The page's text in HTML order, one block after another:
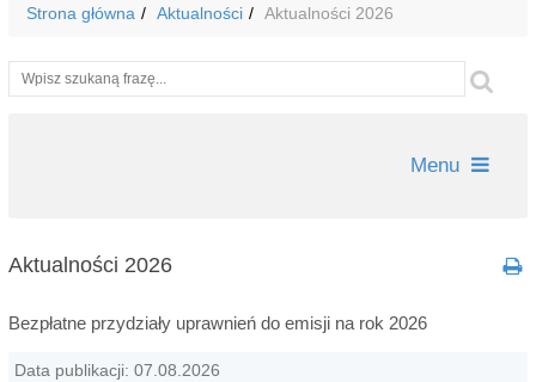
Strona główna Aktualności Aktualności 2026
Wyszukiwarka
Menu
Aktualności 2026
Bezpłatne przydziały uprawnień do emisji na rok 2026
Data publikacji: 07.08.2026